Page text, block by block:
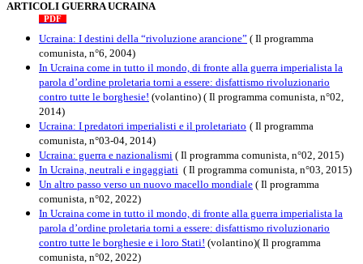
The internationalist
PDF
ARTICOLI GUERRA UCRAINA
Ucraina: I destini della “rivoluzione arancione” ( Il programma
comunista, n°6, 2004)
In Ucraina come in tutto il mondo, di fronte alla guerra imperialista la
parola d’ordine proletaria torni a essere: disfattismo rivoluzionario
contro tutte le borghesie! (volantino) ( Il programma comunista, n°02,
2014)
Ucraina: I predatori imperialisti e il proletariato ( Il programma
comunista, n°03-04, 2014)
Ucraina: guerra e nazionalismi ( Il programma comunista, n°02, 2015)
In Ucraina, neutrali e ingaggiati ( Il programma comunista, n°03, 2015)
Un altro passo verso un nuovo macello mondiale ( Il programma
comunista, n°02, 2022)
In Ucraina come in tutto il mondo, di fronte alla guerra imperialista la
parola d’ordine proletaria torni a essere: disfattismo rivoluzionario
contro tutte le borghesie e i loro Stati! (volantino)( Il programma
comunista, n°02, 2022)